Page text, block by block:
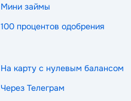
Мини займы
100 процентов одобрения
На карту с нулевым балансом
Через Телеграм